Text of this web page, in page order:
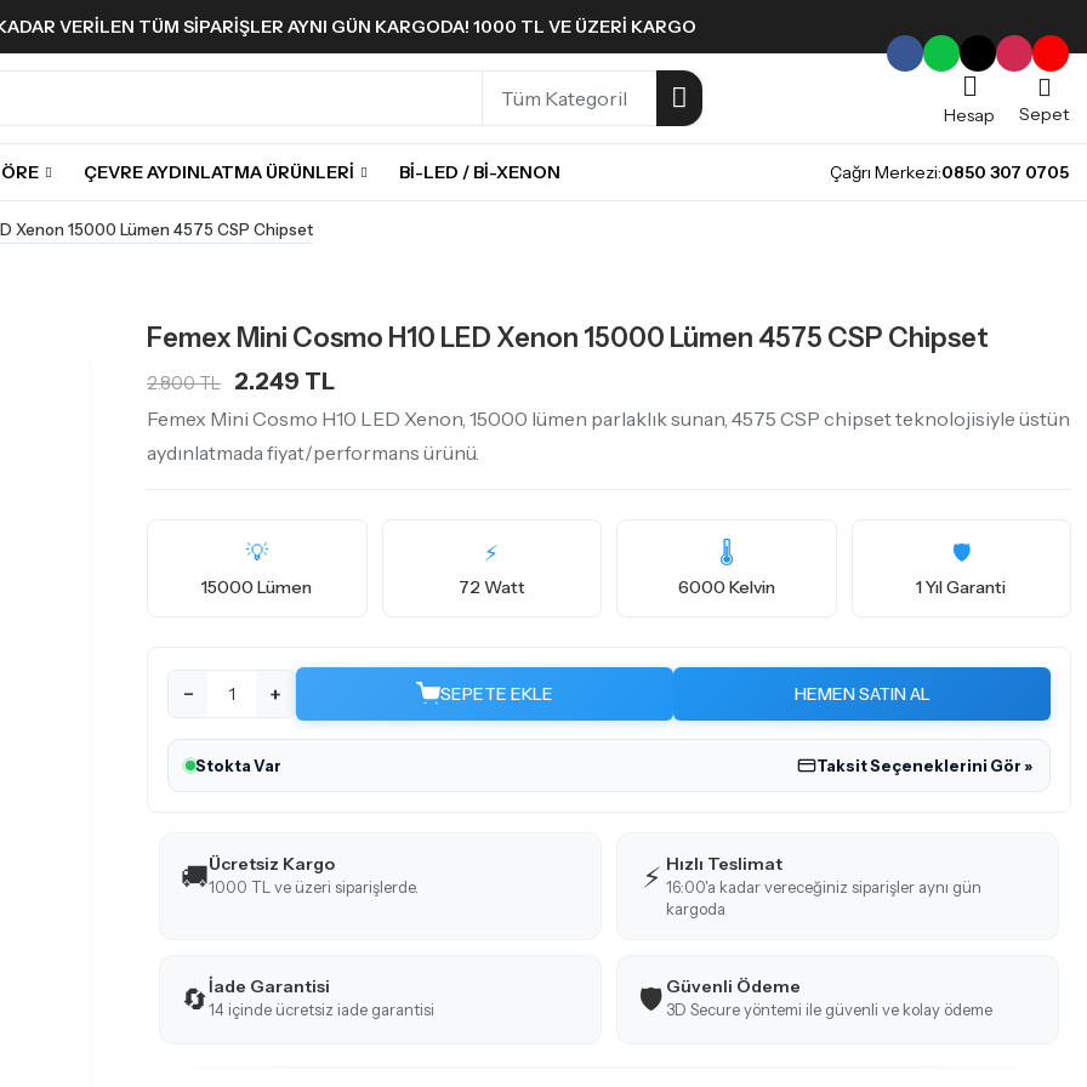
VERILEN TÜM SIPARIŞLER AYNI GÜN KARGODA! 1000 TL VE ÜZERI KARGO
Hesap
Sepet
ÇEVRE AYDINLATMA ÜRÜNLERI BI-LED / BI-XENON Çağrı Merkezi:0850 307 0705
Xenon 15000 Lümen 4575 CSP Chipset
Femex Mini Cosmo H10 LED Xenon 15000 Lümen 4575 CSP Chipset
2.800 TL 2.249 TL
Femex Mini Cosmo H10 LED Xenon, 15000 lümen parlaklık sunan, 4575 CSP chipset teknolojisiyle üstün
aydınlatmada fiyat/performans ürünü.
💡
15000 Lümen
⚡
72 Watt
🌡
6000 Kelvin
🛡️
1 Yıl Garanti
− + SEPETE EKLE HEMEN SATIN AL
Stokta Var Taksit Seçeneklerini Gör »
🚚Ücretsiz Kargo
1000 TL ve üzeri siparişlerde. ⚡ Hızlı Teslimat
16:00'a kadar vereceğiniz siparişler aynı gün
kargoda
🔄İade Garantisi
14 içinde ücretsiz iade garantisi 🛡️ Güvenli Ödeme
3D Secure yöntemi ile güvenli ve kolay ödeme